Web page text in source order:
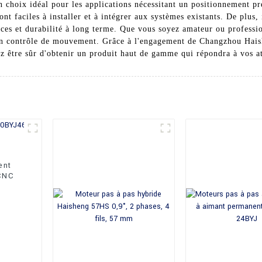
idéal pour les applications nécessitant un positionnement
faciles à installer et à intégrer aux systèmes existants. De
et durabilité à long terme. Que vous soyez amateur ou
de mouvement. Grâce à l'engagement de Changzhou
sûr d'obtenir un produit haut de gamme qui répondra à vos